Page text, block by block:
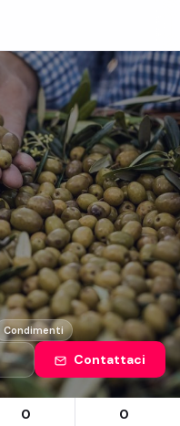
Condimenti
Contattaci
0 0